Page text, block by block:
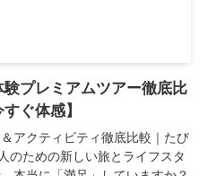
プレミアムツアー徹底比
ぐ体感】
アクティビティ徹底比較｜たび
のための新しい旅とライフスタ